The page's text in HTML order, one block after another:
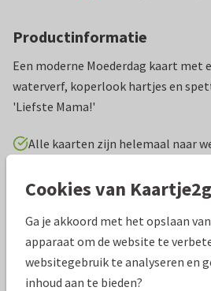
Productinformatie
Een moderne Moederdag kaart met
waterverf, koperlook hartjes en
'Liefste Mama!'
Alle kaarten zijn helemaal naar
Moederdag kaarten AnoukS
Specificaties bij deze kaart
Papiersoort: Kies uit 6 luxe
Cookies van
Ga je akkoord met het opslaan van
apparaat om de website te
websitegebruik te analyseren en
inhoud aan te bieden?